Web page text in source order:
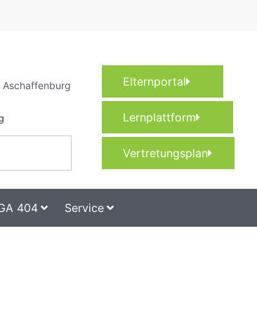
Aschaffenburg Elternportal
Lernplattform
Vertretungsplan
404 Service